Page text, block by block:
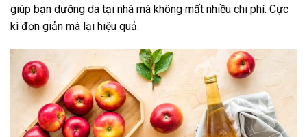
giúp bạn dưỡng da tại nhà mà không mất nhiều chi phí. Cực
kì đơn giản mà lại hiệu quả.